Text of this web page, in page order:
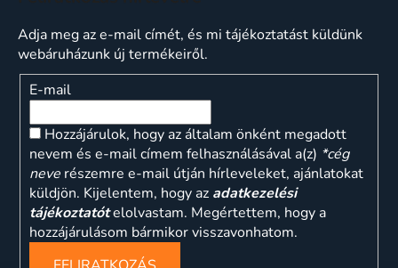
Adja meg az e-mail címét, és mi tájékoztatást küldünk
webáruházunk új termékeiről.
E-mail
Hozzájárulok, hogy az általam önként megadott
nevem és e-mail címem felhasználásával a(z) *cég
neve részemre e-mail útján hírleveleket, ajánlatokat
küldjön. Kijelentem, hogy az adatkezelési
tájékoztatótelolvastam. Megértettem, hogy a
hozzájárulásom bármikor visszavonhatom.